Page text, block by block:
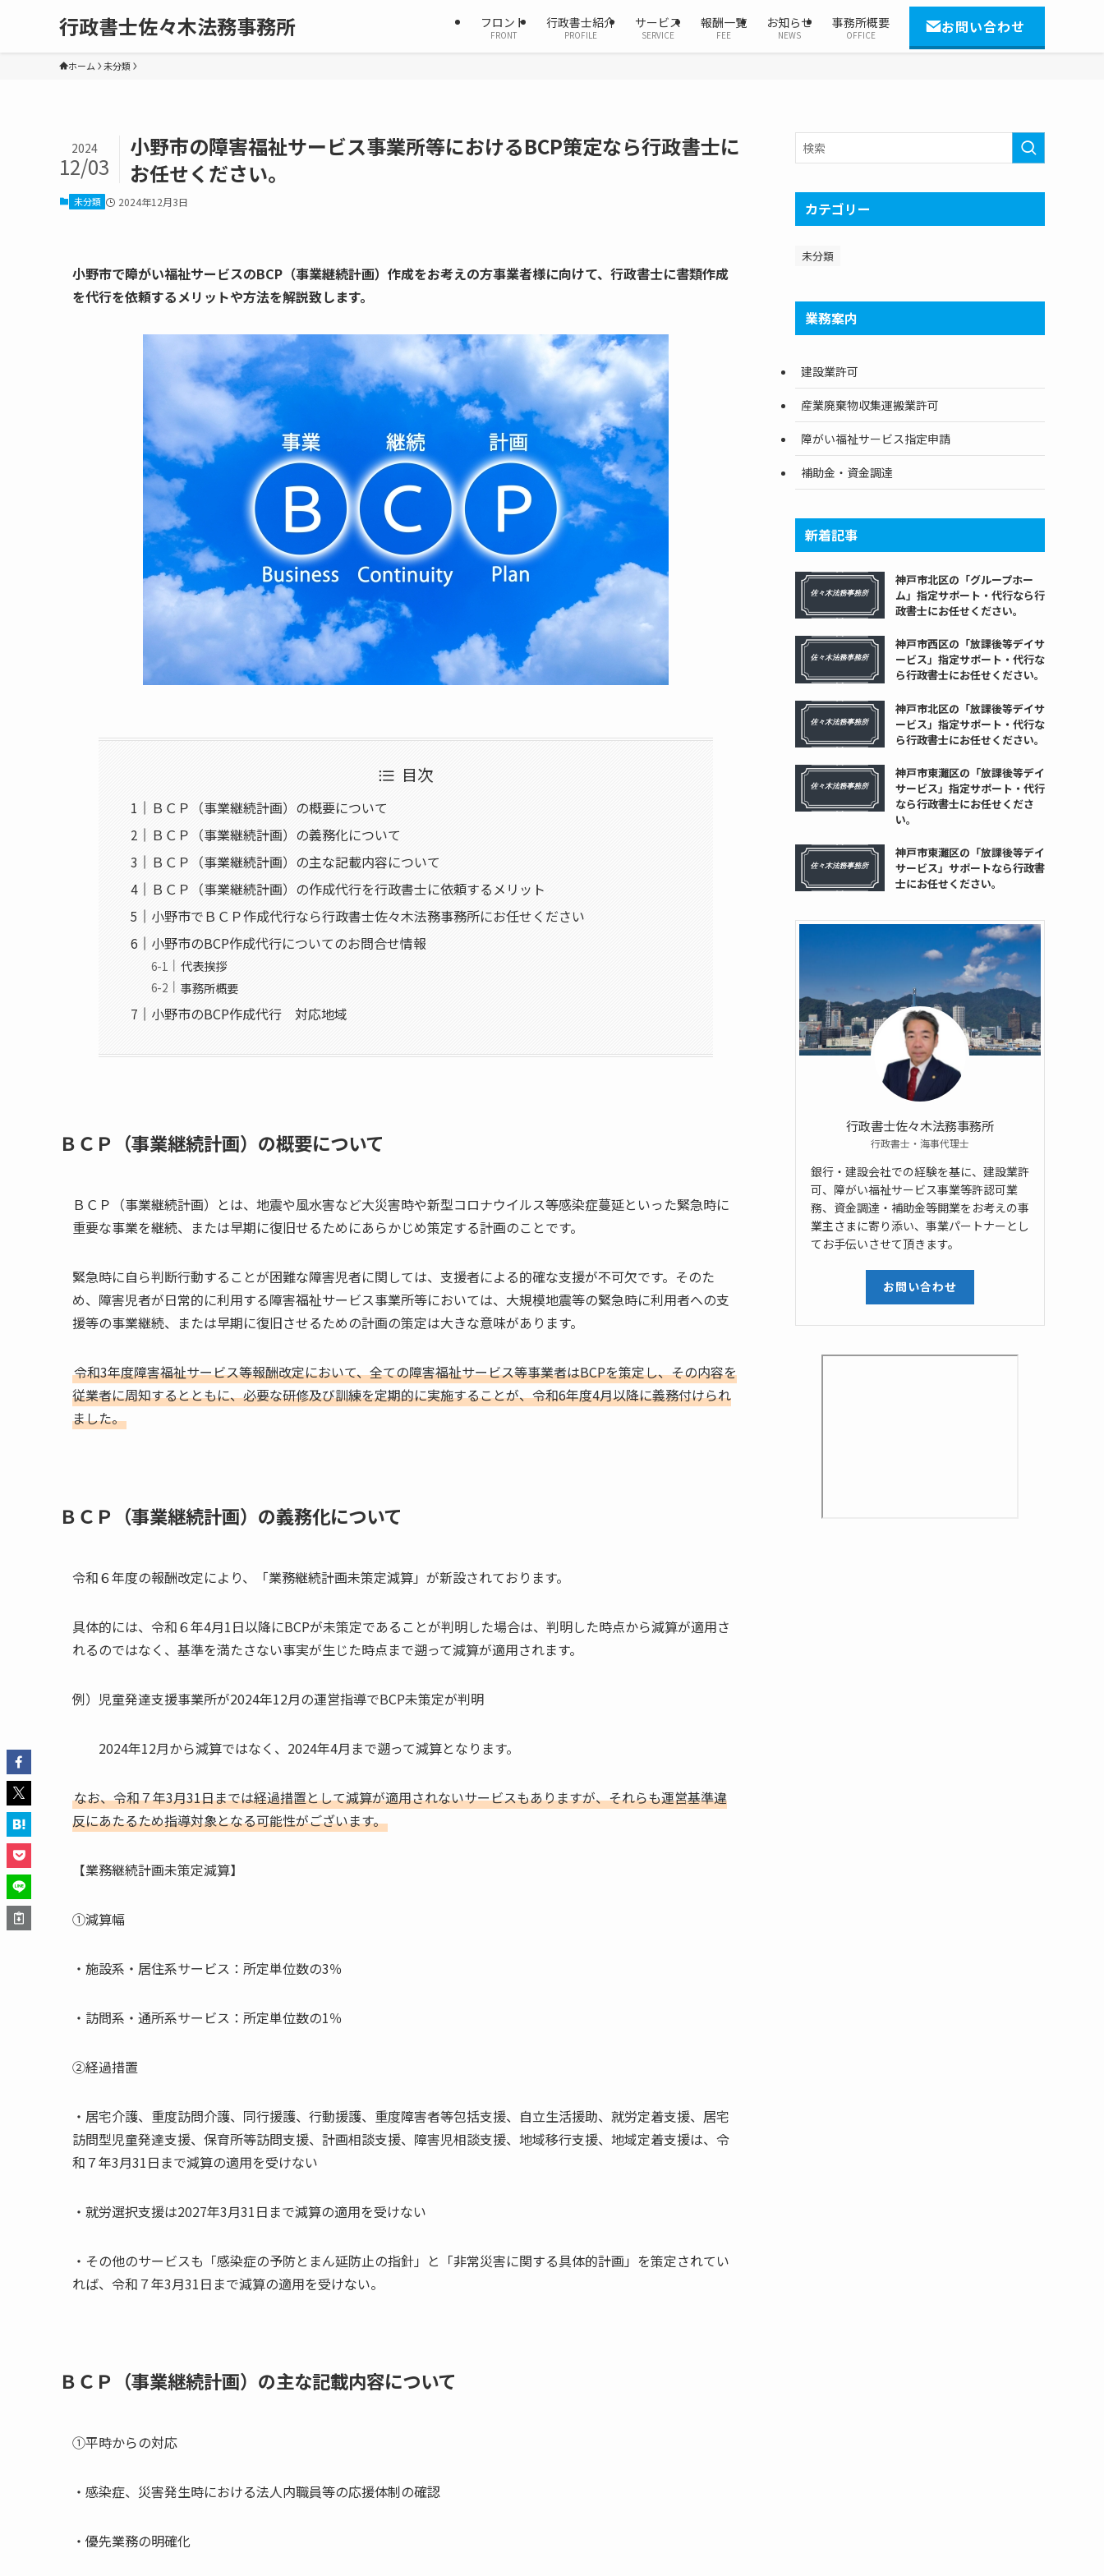
行政書士佐々木法務事務所 フロント
FRONT
行政書士紹介
PROFILE
サービス
SERVICE
報酬一覧
FEE
お知らせ
NEWS
事務所概要
OFFICE お問い合わせ
ホーム 未分類
小野市の障害福祉サービス事業所等におけるBCP策定なら行政書士に
お任せください。
2024
12/03
未分類 2024年12月3日
小野市で障がい福祉サービスのBCP（事業継続計画）作成をお考えの方事業者様に向けて、行政書士に書類作成
を代行を依頼するメリットや方法を解説致します。
目次
ＢＣＰ（事業継続計画）の概要について
ＢＣＰ（事業継続計画）の義務化について
ＢＣＰ（事業継続計画）の主な記載内容について
ＢＣＰ（事業継続計画）の作成代行を行政書士に依頼するメリット
小野市でＢＣＰ作成代行なら行政書士佐々木法務事務所にお任せください
小野市のBCP作成代行についてのお問合せ情報
代表挨拶
事務所概要
小野市のBCP作成代行 対応地域
ＢＣＰ（事業継続計画）の概要について
ＢＣＰ（事業継続計画）とは、地震や風水害など大災害時や新型コロナウイルス等感染症蔓延といった緊急時に
重要な事業を継続、または早期に復旧せるためにあらかじめ策定する計画のことです。
緊急時に自ら判断行動することが困難な障害児者に関しては、支援者による的確な支援が不可欠です。そのた
め、障害児者が日常的に利用する障害福祉サービス事業所等においては、大規模地震等の緊急時に利用者への支
援等の事業継続、または早期に復旧させるための計画の策定は大きな意味があります。
令和3年度障害福祉サービス等報酬改定において、全ての障害福祉サービス等事業者はBCPを策定し、その内容を
従業者に周知するとともに、必要な研修及び訓練を定期的に実施することが、令和6年度4月以降に義務付けられ
ました。
ＢＣＰ（事業継続計画）の義務化について
令和６年度の報酬改定により、「業務継続計画未策定減算」が新設されております。
具体的には、令和６年4月1日以降にBCPが未策定であることが判明した場合は、判明した時点から減算が適用さ
れるのではなく、基準を満たさない事実が生じた時点まで遡って減算が適用されます。
例）児童発達支援事業所が2024年12月の運営指導でBCP未策定が判明
2024年12月から減算ではなく、2024年4月まで遡って減算となります。
なお、令和７年3月31日までは経過措置として減算が適用されないサービスもありますが、それらも運営基準違
反にあたるため指導対象となる可能性がございます。
【業務継続計画未策定減算】
①減算幅
・施設系・居住系サービス：所定単位数の3％
・訪問系・通所系サービス：所定単位数の1％
②経過措置
・居宅介護、重度訪問介護、同行援護、行動援護、重度障害者等包括支援、自立生活援助、就労定着支援、居宅
訪問型児童発達支援、保育所等訪問支援、計画相談支援、障害児相談支援、地域移行支援、地域定着支援は、令
和７年3月31日まで減算の適用を受けない
・就労選択支援は2027年3月31日まで減算の適用を受けない
・その他のサービスも「感染症の予防とまん延防止の指針」と「非常災害に関する具体的計画」を策定されてい
れば、令和７年3月31日まで減算の適用を受けない。
ＢＣＰ（事業継続計画）の主な記載内容について
①平時からの対応
・感染症、災害発生時における法人内職員等の応援体制の確認
・優先業務の明確化
カテゴリー
未分類
業務案内
建設業許可
産業廃棄物収集運搬業許可
障がい福祉サービス指定申請
補助金・資金調達
新着記事
神戸市北区の「グループホー
ム」指定サポート・代行なら行
政書士にお任せください。
神戸市西区の「放課後等デイサ
ービス」指定サポート・代行な
ら行政書士にお任せください。
神戸市北区の「放課後等デイサ
ービス」指定サポート・代行な
ら行政書士にお任せください。
神戸市東灘区の「放課後等デイ
サービス」指定サポート・代行
なら行政書士にお任せくださ
い。
神戸市東灘区の「放課後等デイ
サービス」サポートなら行政書
士にお任せください。
行政書士佐々木法務事務所
行政書士・海事代理士
銀行・建設会社での経験を基に、建設業許
可、障がい福祉サービス事業等許認可業
務、資金調達・補助金等開業をお考えの事
業主さまに寄り添い、事業パートナーとし
てお手伝いさせて頂きます。
お問い合わせ